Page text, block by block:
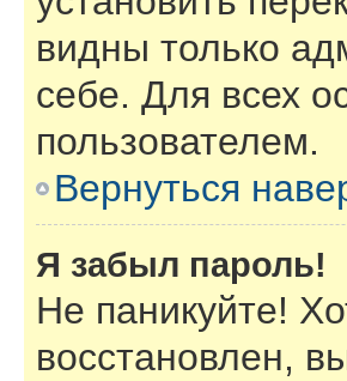
видны только
себе. Для всех
пользователем.
Вернуться
Я забыл пароль!
Не паникуйте!
восстановлен,